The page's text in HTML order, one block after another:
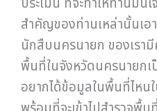
สำคัญของท่านเหล่านั้นเอา
นักสืบนครนายก ของเรา
พื้นที่ในจังหวัดนครนายกเ
อยากได้ข้อมูลในพื้นที่ไหน